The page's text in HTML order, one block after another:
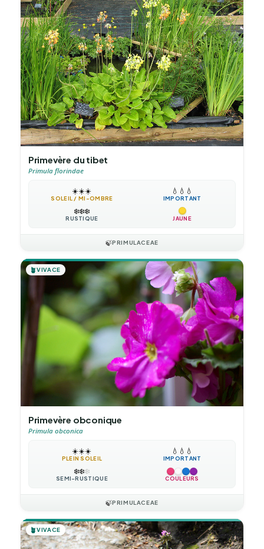
Primevère du tibet
Primula florindae
☀️☀️☀️
SOLEIL / MI-OMBRE
💧 💧 💧
IMPORTANT
❄️❄️❄️
RUSTIQUE JAUNE
🍃PRIMULACEAE
🪴VIVACE
Primevère obconique
Primula obconica
☀️☀️☀️
PLEIN SOLEIL
💧 💧 💧
IMPORTANT
❄️❄️❄️
SEMI-RUSTIQUE COULEURS
🍃PRIMULACEAE
🪴VIVACE